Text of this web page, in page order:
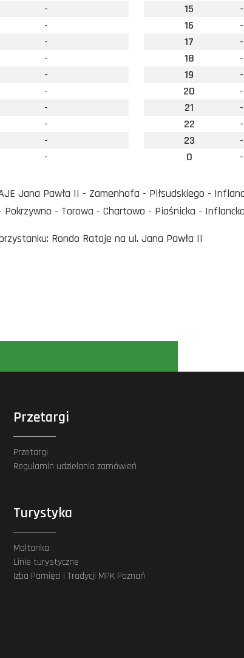
-
-
-
-
-
-
-
-
-
-
15
-
16
-
17
-
18
-
19
-
20
-
21
-
22
-
23
-
0
-
Jana Pawła II - Zamenhofa - Piłsudskiego -
Pokrzywno - Torowa - Chartowo - Piaśnicka -
Rondo Rataje na ul. Jana Pawła II
Przetargi
Przetargi
Regulamin udzielania zamówień
Turystyka
Maltanka
Linie turystyczne
Izba Pamięci i Tradycji MPK Poznań